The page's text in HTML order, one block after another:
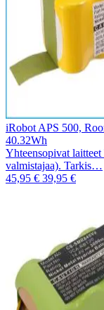
iRobot APS 500,
40.32Wh
Yhteensopivat
valmistajaa). Tarkis…
45,95 € 39,95 €